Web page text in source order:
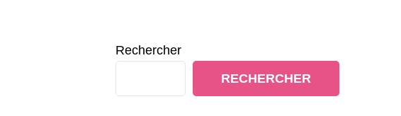
Rechercher
RECHERCHER